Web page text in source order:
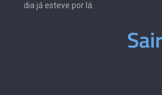
dia já esteve por lá.